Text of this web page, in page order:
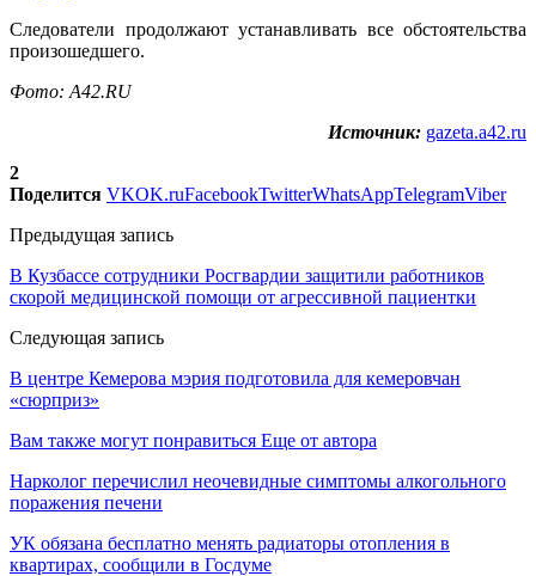
Следователи продолжают устанавливать все обстоятельства
произошедшего.
Фото: A42.RU
Источник: gazeta.a42.ru
2
Поделится VKOK.ruFacebookTwitterWhatsAppTelegramViber
Предыдущая запись
В Кузбассе сотрудники Росгвардии защитили работников
скорой медицинской помощи от агрессивной пациентки
Следующая запись
В центре Кемерова мэрия подготовила для кемеровчан
«сюрприз»
Вам также могут понравиться Еще от автора
Нарколог перечислил неочевидные симптомы алкогольного
поражения печени
УК обязана бесплатно менять радиаторы отопления в
квартирах, сообщили в Госдуме